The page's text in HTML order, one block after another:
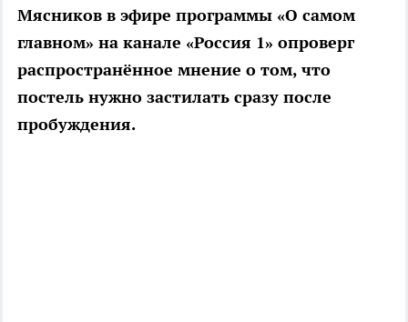
Мясников в эфире программы «О самом
главном» на канале «Россия 1» опроверг
распространённое мнение о том, что
постель нужно застилать сразу после
пробуждения.